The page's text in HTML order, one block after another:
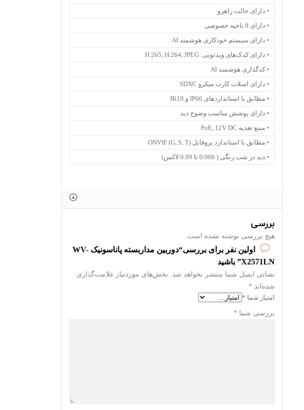
• دارای حالت راهرو
• دارای 8 ناحیه خصوصی
• دارای سیستم خودکاری هوشمند AI
• دارای کدک‌های ویدئویی: H.265, H.264, JPEG
• کدگذاری هوشمند AI
• دارای اسلات کارت میکرو SDXC
• مطابق با استانداردهای IP66 و IK10
• دارای پوشش مناسب وضوح دید
• منبع تغذیه PoE, 12V DC
• مطابق با استاندارد پروفایل ONVIF (G, S, T)
• دید در شب رنگی ( 0.006 تا 0.09 لاکس)
بررسی
هیچ بررسی نوشته نشده است.
اولین نفر برای بررسی“دوربین مداربسته پاناسونیک WV-
X2571LN” باشید
نشانی ایمیل شما منتشر نخواهد شد. بخش‌های موردنیاز علامت‌گذاری
شده‌اند *
امتیاز شما *
بررسی شما *